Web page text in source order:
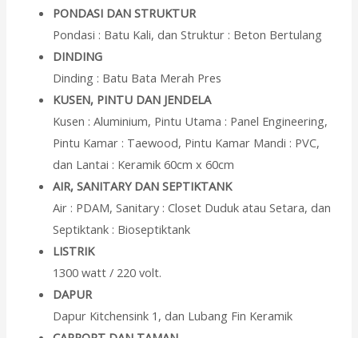
PONDASI DAN STRUKTUR
Pondasi : Batu Kali, dan Struktur : Beton Bertulang
DINDING
Dinding : Batu Bata Merah Pres
KUSEN, PINTU DAN JENDELA
Kusen : Aluminium, Pintu Utama : Panel Engineering,
Pintu Kamar : Taewood, Pintu Kamar Mandi : PVC,
dan Lantai : Keramik 60cm x 60cm
AIR, SANITARY DAN SEPTIKTANK
Air : PDAM, Sanitary : Closet Duduk atau Setara, dan
Septiktank : Bioseptiktank
LISTRIK
1300 watt / 220 volt.
DAPUR
Dapur Kitchensink 1, dan Lubang Fin Keramik